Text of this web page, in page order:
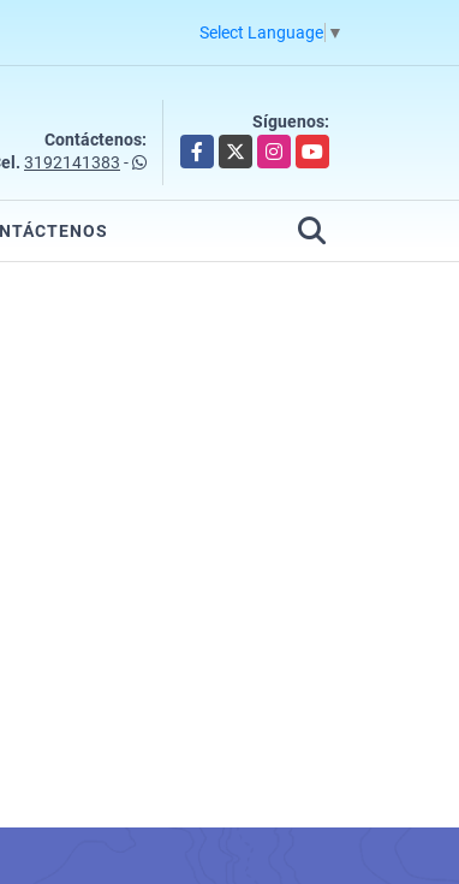
Select Language ▼
Contáctenos:
3192141383 -
Síguenos:
Facebook
X InstagramYouTube